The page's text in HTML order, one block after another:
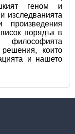
геном и
изследванията
произведения
порядък в
които
и нашето